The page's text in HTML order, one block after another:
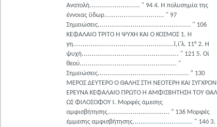
Ανατολή.......................... " 94 4. Η πολυσημία της
έννοιας ΰδωρ............................... " 97
Σημειώσεις................................................ " 106
ΚΕΦΑΛΑΙΟ ΤΡΙΤΟ Η ΨΥΧΗ ΚΑΙ Ο ΚΟΣΜΟΣ 1. Η
γη....................................................ΐ,ί'λ. 11° 2. Η
ψυχή.................................................. " 121 5. Οί
θεού.................................................. "
Σημειώσεις............................................... ” 130
ΜΕΡΟΣ ΔΕΥΤΕΡΟ Ο ΘΑΛΗΣ ΣΤΗ ΝΕΟΤΕΡΗ ΚΑΙ
ΕΡΕΥΝΑ ΚΕΦΑΛΑΙΟ ΠΡΩΤΟ Η ΑΜΦΙΣΒΗΤΗΣΗ ΤΟΥ
ΩΣ ΦΙΛΟΣΟΦΟΥ I. Μορφές άμεσης
αμφισβήτησης................................ ” 136 Μορφές
έμμεσης αμφισβήτησης............................... " 14ό 3.